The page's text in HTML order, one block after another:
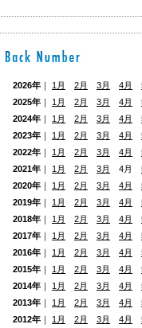
2026年 ｜ 1月 2月 3月 4月
2025年 ｜ 1月 2月 3月 4月
2024年 ｜ 1月 2月 3月 4月
2023年 ｜ 1月 2月 3月 4月
2022年 ｜ 1月 2月 3月 4月
2021年 ｜ 1月 2月 3月 4月
2020年 ｜ 1月 2月 3月 4月
2019年 ｜ 1月 2月 3月 4月
2018年 ｜ 1月 2月 3月 4月
2017年 ｜ 1月 2月 3月 4月
2016年 ｜ 1月 2月 3月 4月
2015年 ｜ 1月 2月 3月 4月
2014年 ｜ 1月 2月 3月 4月
2013年 ｜ 1月 2月 3月 4月
2012年 ｜ 1月 2月 3月 4月